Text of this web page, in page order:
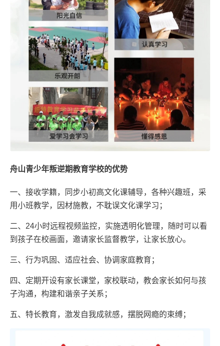
舟山青少年叛逆期教育学校的优势
一、接收学籍，同步小初高文化课辅导，各种兴趣班，采
用小班教学，因材施教，不耽误文化课学习；
二、24小时远程视频监控，实施透明化管理，随时可以看
到孩子在校画面，邀请家长监督教学，让家长放心。
三、行为巩固、适应社会、协调家庭教育；
四、定期开设有家长课堂，家校联动，教会家长如何与孩
子沟通，构建和谐亲子关系；
五、特长教育，激发自我成就感，摆脱网瘾的束缚；